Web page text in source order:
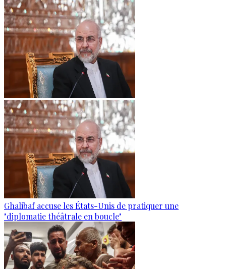
Ghalibaf accuse les États-Unis de pratiquer une
"diplomatie théâtrale en boucle"